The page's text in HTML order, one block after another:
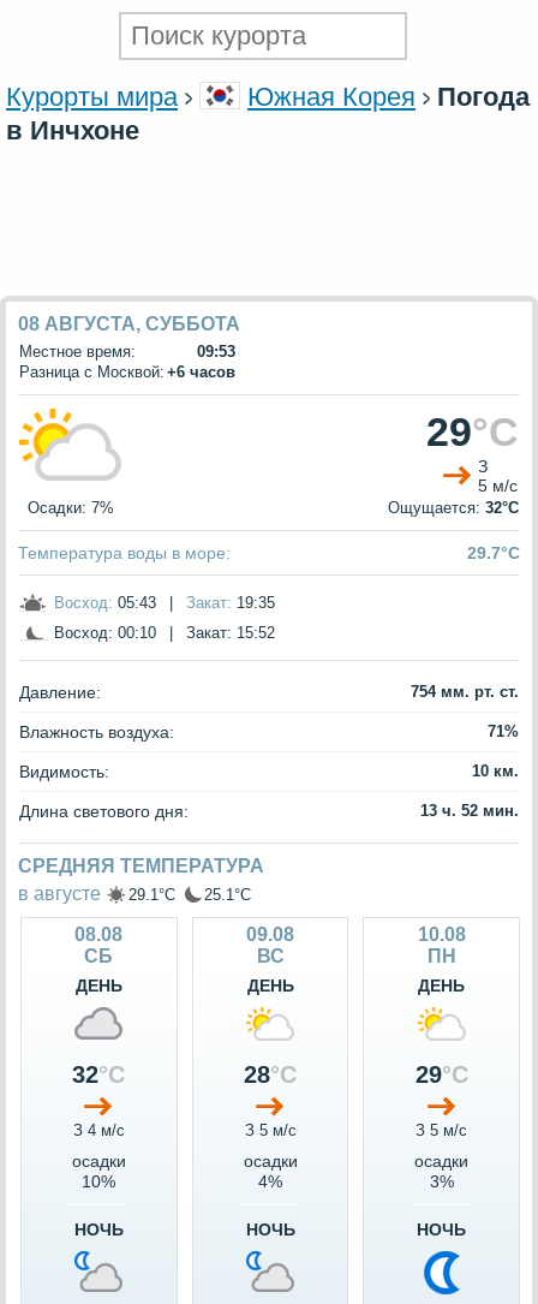
Курорты мира Южная Корея
Погода
в Инчхоне
08 АВГУСТА, СУББОТА
Местное время:
09:53
Разница с Москвой: +6 часов
29°C
З
5 м/с
Осадки: 7% Ощущается: 32°C
Температура воды в море: 29.7°C
Восход: 05:43 Закат: 19:35
Восход: 00:10 Закат: 15:52
Давление: 754 мм. рт. ст.
Влажность воздуха: 71%
Видимость: 10 км.
Длина светового дня: 13 ч. 52 мин.
СРЕДНЯЯ ТЕМПЕРАТУРА
в августе
29.1°C 25.1°C
08.08
СБ
ДЕНЬ
32°C
З 4 м/c
осадки
10%
НОЧЬ
09.08
ВС
ДЕНЬ
28°C
З 5 м/c
осадки
4%
НОЧЬ
10.08
ПН
ДЕНЬ
29°C
З 5 м/c
осадки
3%
НОЧЬ